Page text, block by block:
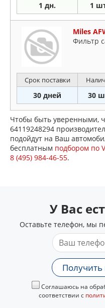
1 дн. 1
Miles
Фильтр
Срок поставки
30 дней 30
Чтобы быть уверенными,
64119248294
подойдут на Ваш
бесплатным подбором по
8 (495) 984-46-55.
У Вас
Оставьте телефон, мы
Соглашаюсь на
соответствии с